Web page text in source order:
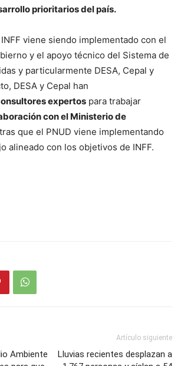
prioritarios del país.
viene siendo implementado con el
y el apoyo técnico del Sistema de
y particularmente DESA, Cepal y
DESA y Cepal han
expertos para trabajar
con el Ministerio de
que el PNUD viene implementando
alineado con los objetivos de INFF.
Ambiente
Artículo siguiente
Lluvias recientes desplazan a